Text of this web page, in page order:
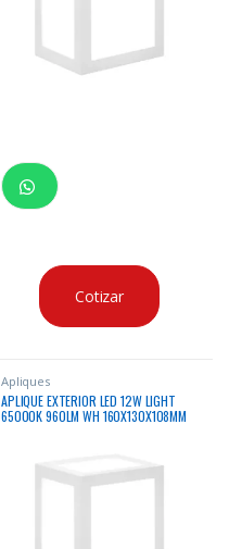
Cotizar
Apliques
APLIQUE EXTERIOR LED 12W LIGHT
65000K 960LM WH 160X130X108MM